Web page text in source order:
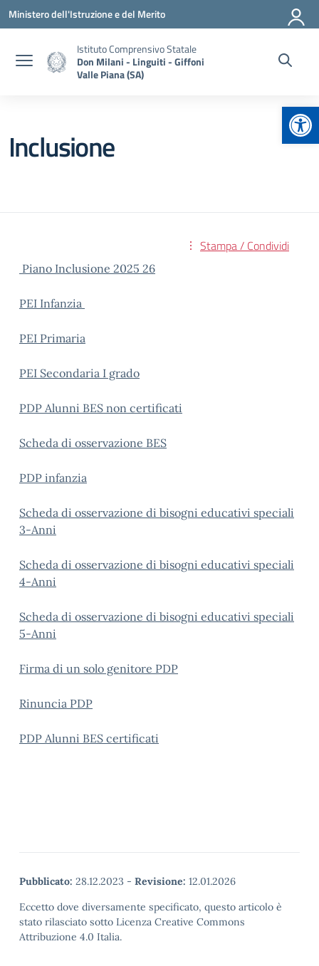
Vai ai contenuti
Vai al menu di navigazione
Vai al footer
Ministero dell'Istruzione e del Merito
Istituto Comprensivo Statale
Don Milani - Linguiti - Giffoni
Valle Piana (SA)
Inclusione
Stampa / Condividi
Piano Inclusione 2025 26
PEI Infanzia
PEI Primaria
PEI Secondaria I grado
PDP Alunni BES non certificati
Scheda di osservazione BES
PDP infanzia
Scheda di osservazione di bisogni educativi speciali
3-Anni
Scheda di osservazione di bisogni educativi speciali
4-Anni
Scheda di osservazione di bisogni educativi speciali
5-Anni
Firma di un solo genitore PDP
Rinuncia PDP
PDP Alunni BES certificati
Pubblicato: 28.12.2023 - Revisione: 12.01.2026
Eccetto dove diversamente specificato, questo articolo è
stato rilasciato sotto Licenza Creative Commons
Attribuzione 4.0 Italia.